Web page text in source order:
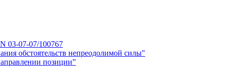
03-07-07/100767
обстоятельств непреодолимой силы"
позиции”